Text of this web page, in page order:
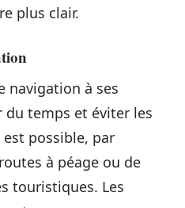
plus clair.
navigation à ses
du temps et éviter les
possible, par
à péage ou de
touristiques. Les